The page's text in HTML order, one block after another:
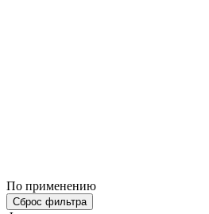
По применению
Сброс фильтра